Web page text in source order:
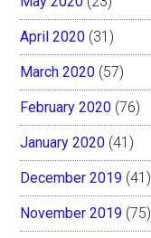
April 2020 (31)
March 2020 (57)
February 2020 (76)
January 2020 (41)
December 2019 (41)
November 2019 (75)